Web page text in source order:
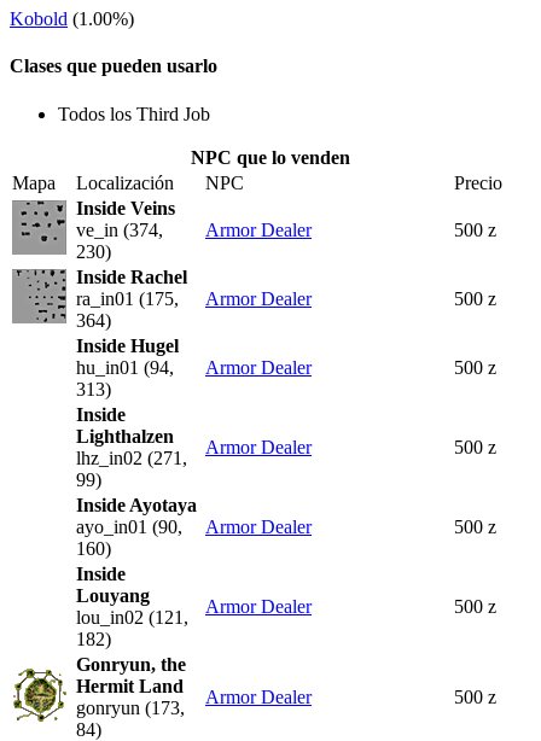
Kobold (1.00%)
Clases que pueden usarlo
Todos los Third Job
NPC que lo venden
Mapa
Localización NPC
Precio
Inside Veins
ve_in (374,
230)
Armor Dealer 500 z
Inside Rachel
ra_in01 (175,
364)
Armor Dealer 500 z
Inside Hugel
hu_in01 (94,
313)
Armor Dealer 500 z
Inside
Lighthalzen
lhz_in02 (271,
99)
Armor Dealer 500 z
Inside Ayotaya
ayo_in01 (90,
160)
Armor Dealer 500 z
Inside
Louyang
lou_in02 (121,
182)
Armor Dealer 500 z
Gonryun, the
Hermit Land
gonryun (173,
84)
Armor Dealer 500 z